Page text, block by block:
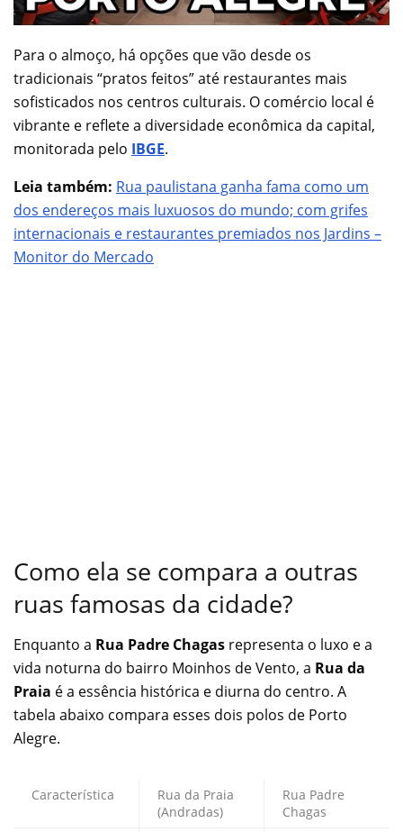
Para o almoço, há opções que vão desde os
tradicionais “pratos feitos” até restaurantes mais
sofisticados nos centros culturais. O comércio local é
vibrante e reflete a diversidade econômica da capital,
monitorada pelo IBGE.
Leia também: Rua paulistana ganha fama como um
dos endereços mais luxuosos do mundo; com grifes
internacionais e restaurantes premiados nos Jardins –
Monitor do Mercado
Como ela se compara a outras
ruas famosas da cidade?
Enquanto a Rua Padre Chagas representa o luxo e a
vida noturna do bairro Moinhos de Vento, a Rua da
Praia é a essência histórica e diurna do centro. A
tabela abaixo compara esses dois polos de Porto
Alegre.
Característica
Rua da Praia
(Andradas)
Rua Padre
Chagas